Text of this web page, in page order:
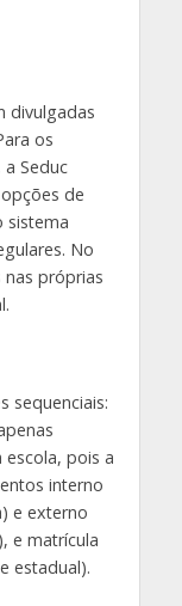
divulgadas
os
Seduc
de
sistema
No
nas próprias
sequenciais:
pois a
interno
e externo
e matrícula
estadual).